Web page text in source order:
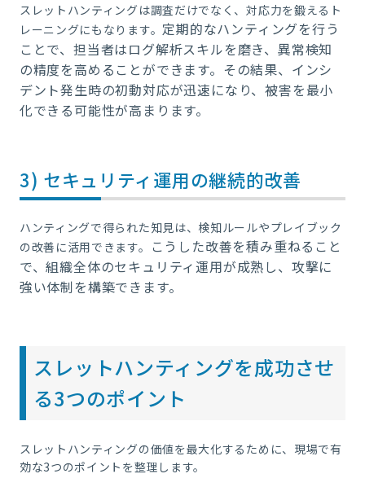
スレットハンティングは調査だけでなく、対応力を鍛えるト
レーニングにもなります。 定期的なハンティングを行う
ことで、担当者はログ解析スキルを磨き、異常検知
の精度を高めることができます。 その結果、インシ
デント発生時の初動対応が迅速になり、被害を最小
化できる可能性が高まります。
3) セキュリティ運用の継続的改善
ハンティングで得られた知見は、検知ルールやプレイブック
の改善に活用できます。
こうした改善を積み重ねること
で、組織全体のセキュリティ運用が成熟し、攻撃に
強い体制を構築できます。
スレットハンティングを成功させ
る3つのポイント
スレットハンティングの価値を最大化するために、現場で有
効な3つのポイントを整理します。